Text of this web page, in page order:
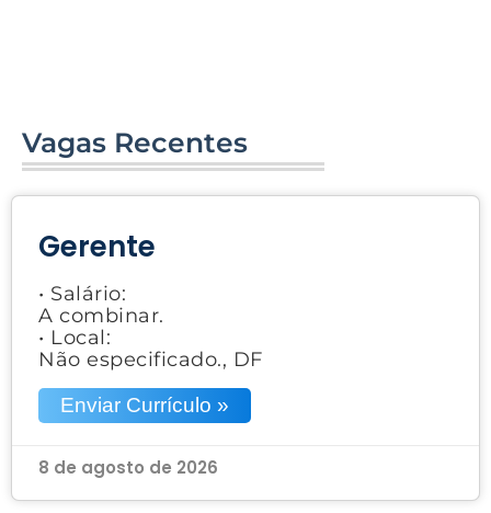
Vagas Recentes
Gerente
• Salário:
A combinar.
• Local:
Não especificado., DF
Enviar Currículo »
8 de agosto de 2026